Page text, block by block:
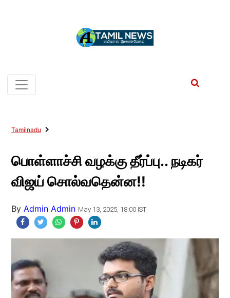
Tamilnadu
பொள்ளாச்சி வழக்கு தீர்ப்பு.. நடிகர்
விஜய் சொல்வதென்ன!!
By Admin Admin May 13, 2025, 18:00 IST